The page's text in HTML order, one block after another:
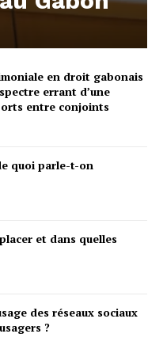
en droit gabonais
errant d’une
entre conjoints
quoi parle-t-on
et dans quelles
des réseaux sociaux
?